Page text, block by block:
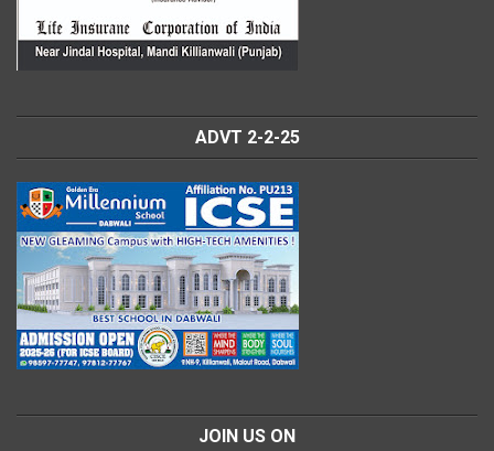
ADVT 2-2-25
JOIN US ON